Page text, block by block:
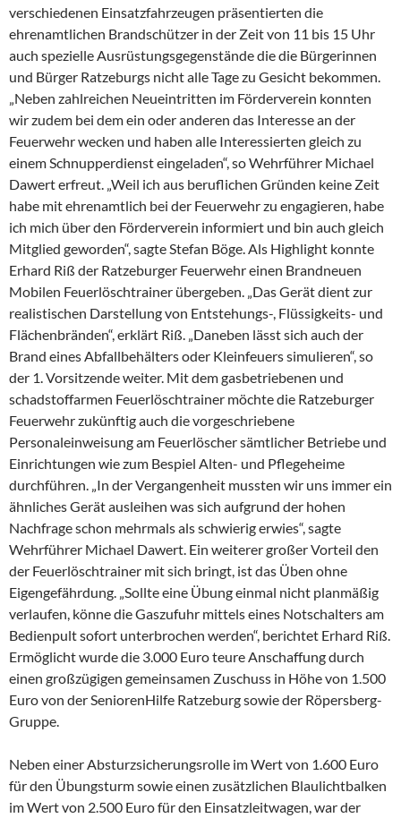
verschiedenen Einsatzfahrzeugen präsentierten die
ehrenamtlichen Brandschützer in der Zeit von 11 bis 15 Uhr
auch spezielle Ausrüstungsgegenstände die die Bürgerinnen
und Bürger Ratzeburgs nicht alle Tage zu Gesicht bekommen.
„Neben zahlreichen Neueintritten im Förderverein konnten
wir zudem bei dem ein oder anderen das Interesse an der
Feuerwehr wecken und haben alle Interessierten gleich zu
einem Schnupperdienst eingeladen“, so Wehrführer Michael
Dawert erfreut. „Weil ich aus beruflichen Gründen keine Zeit
habe mit ehrenamtlich bei der Feuerwehr zu engagieren, habe
ich mich über den Förderverein informiert und bin auch gleich
Mitglied geworden“, sagte Stefan Böge. Als Highlight konnte
Erhard Riß der Ratzeburger Feuerwehr einen Brandneuen
Mobilen Feuerlöschtrainer übergeben. „Das Gerät dient zur
realistischen Darstellung von Entstehungs-, Flüssigkeits- und
Flächenbränden“, erklärt Riß. „Daneben lässt sich auch der
Brand eines Abfallbehälters oder Kleinfeuers simulieren“, so
der 1. Vorsitzende weiter. Mit dem gasbetriebenen und
schadstoffarmen Feuerlöschtrainer möchte die Ratzeburger
Feuerwehr zukünftig auch die vorgeschriebene
Personaleinweisung am Feuerlöscher sämtlicher Betriebe und
Einrichtungen wie zum Bespiel Alten- und Pflegeheime
durchführen. „In der Vergangenheit mussten wir uns immer ein
ähnliches Gerät ausleihen was sich aufgrund der hohen
Nachfrage schon mehrmals als schwierig erwies“, sagte
Wehrführer Michael Dawert. Ein weiterer großer Vorteil den
der Feuerlöschtrainer mit sich bringt, ist das Üben ohne
Eigengefährdung. „Sollte eine Übung einmal nicht planmäßig
verlaufen, könne die Gaszufuhr mittels eines Notschalters am
Bedienpult sofort unterbrochen werden“, berichtet Erhard Riß.
Ermöglicht wurde die 3.000 Euro teure Anschaffung durch
einen großzügigen gemeinsamen Zuschuss in Höhe von 1.500
Euro von der SeniorenHilfe Ratzeburg sowie der Röpersberg-
Gruppe.
Neben einer Absturzsicherungsrolle im Wert von 1.600 Euro
für den Übungsturm sowie einen zusätzlichen Blaulichtbalken
im Wert von 2.500 Euro für den Einsatzleitwagen, war der